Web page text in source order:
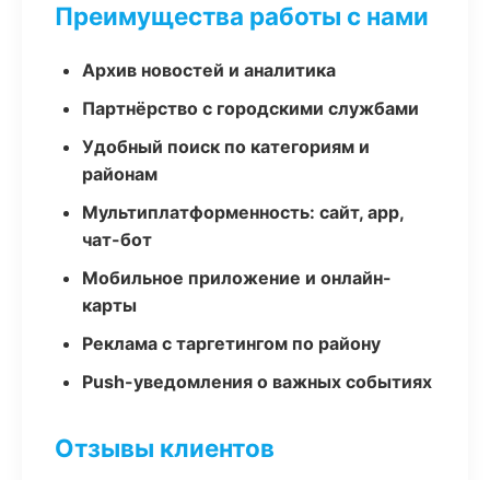
Преимущества работы с нами
Архив новостей и аналитика
Партнёрство с городскими службами
Удобный поиск по категориям и
районам
Мультиплатформенность: сайт, app,
чат-бот
Мобильное приложение и онлайн-
карты
Реклама с таргетингом по району
Push-уведомления о важных событиях
Отзывы клиентов